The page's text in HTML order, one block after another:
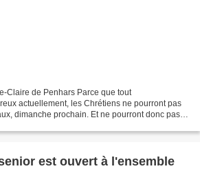
Claire de Penhars Parce que tout
actuellement, les Chrétiens ne pourront pas
dimanche prochain. Et ne pourront donc pas
est ouvert à l'ensemble